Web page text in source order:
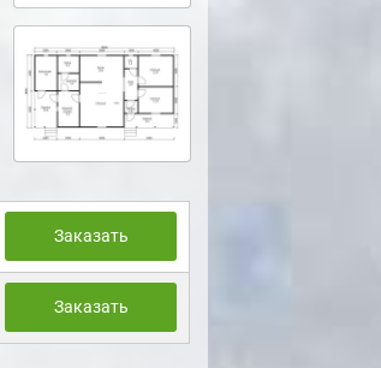
Заказать
Заказать